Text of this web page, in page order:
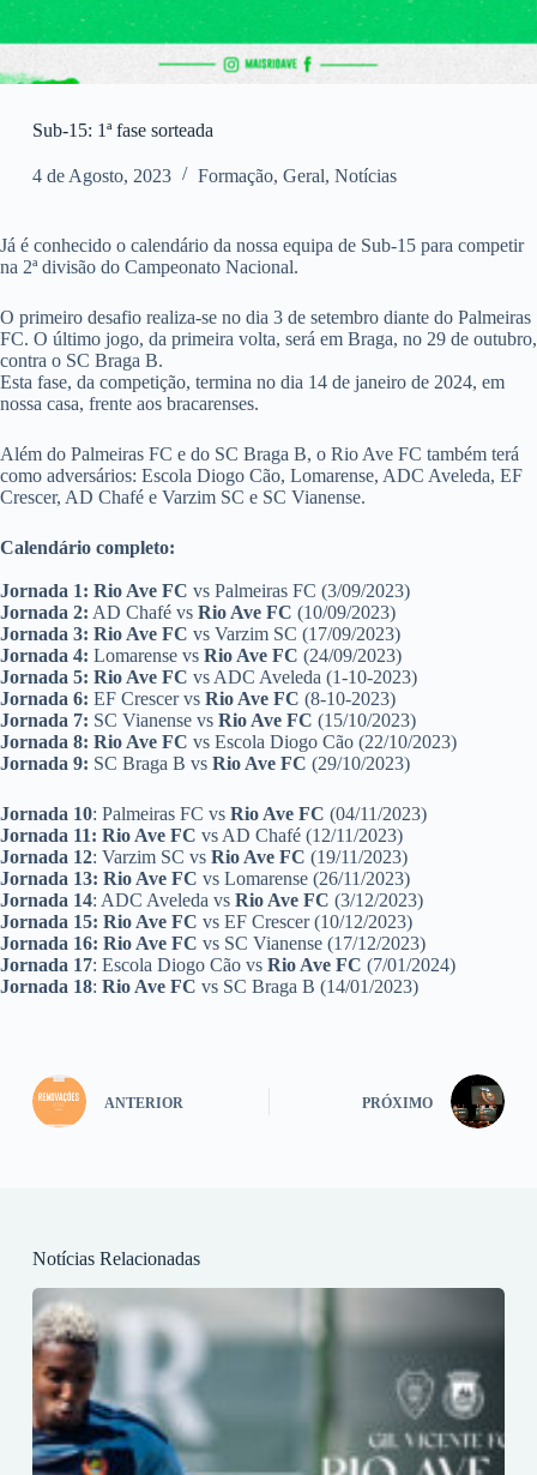
Sub-15: 1ª fase sorteada
4 de Agosto, 2023 Formação, Geral, Notícias
Já é conhecido o calendário da nossa equipa de Sub-15 para competir
na 2ª divisão do Campeonato Nacional.
O primeiro desafio realiza-se no dia 3 de setembro diante do Palmeiras
FC. O último jogo, da primeira volta, será em Braga, no 29 de outubro,
contra o SC Braga B.
Esta fase, da competição, termina no dia 14 de janeiro de 2024, em
nossa casa, frente aos bracarenses.
Além do Palmeiras FC e do SC Braga B, o Rio Ave FC também terá
como adversários: Escola Diogo Cão, Lomarense, ADC Aveleda, EF
Crescer, AD Chafé e Varzim SC e SC Vianense.
Calendário completo:
Jornada 1: Rio Ave FC vs Palmeiras FC (3/09/2023)
Jornada 2: AD Chafé vs Rio Ave FC (10/09/2023)
Jornada 3: Rio Ave FC vs Varzim SC (17/09/2023)
Jornada 4: Lomarense vs Rio Ave FC (24/09/2023)
Jornada 5: Rio Ave FC vs ADC Aveleda (1-10-2023)
Jornada 6: EF Crescer vs Rio Ave FC (8-10-2023)
Jornada 7: SC Vianense vs Rio Ave FC (15/10/2023)
Jornada 8: Rio Ave FC vs Escola Diogo Cão (22/10/2023)
Jornada 9: SC Braga B vs Rio Ave FC (29/10/2023)
Jornada 10: Palmeiras FC vs Rio Ave FC (04/11/2023)
Jornada 11: Rio Ave FC vs AD Chafé (12/11/2023)
Jornada 12: Varzim SC vs Rio Ave FC (19/11/2023)
Jornada 13: Rio Ave FC vs Lomarense (26/11/2023)
Jornada 14: ADC Aveleda vs Rio Ave FC (3/12/2023)
Jornada 15: Rio Ave FC vs EF Crescer (10/12/2023)
Jornada 16: Rio Ave FC vs SC Vianense (17/12/2023)
Jornada 17: Escola Diogo Cão vs Rio Ave FC (7/01/2024)
Jornada 18: Rio Ave FC vs SC Braga B (14/01/2023)
ANTERIOR PRÓXIMO
Notícias Relacionadas